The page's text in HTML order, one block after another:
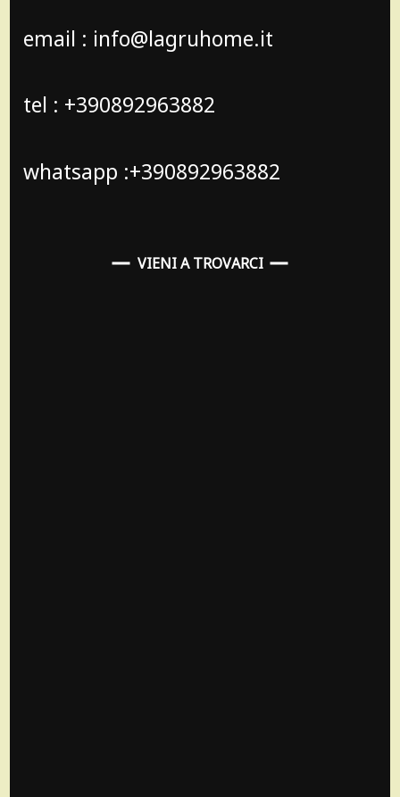
email : info@lagruhome.it
tel : +390892963882
whatsapp :+390892963882
VIENI A TROVARCI